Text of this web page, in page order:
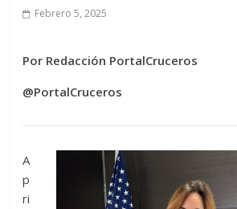
Febrero 5, 2025
Por Redacción PortalCruceros
@PortalCruceros
A
p
ri